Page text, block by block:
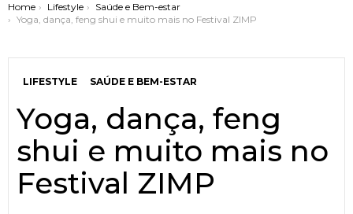
You are here:
Home Lifestyle
Saúde e Bem-estar
Yoga, dança, feng shui e muito mais no Festival ZIMP
LIFESTYLE SAÚDE E BEM-ESTAR
Yoga, dança, feng
shui e muito mais no
Festival ZIMP